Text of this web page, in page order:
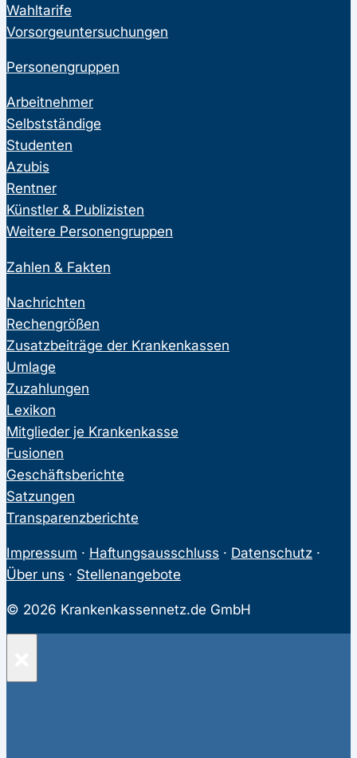
Wahltarife
Vorsorgeuntersuchungen
Personengruppen
Arbeitnehmer
Selbstständige
Studenten
Azubis
Rentner
Künstler & Publizisten
Weitere Personengruppen
Zahlen & Fakten
Nachrichten
Rechengrößen
Zusatzbeiträge der Krankenkassen
Umlage
Zuzahlungen
Lexikon
Mitglieder je Krankenkasse
Fusionen
Geschäftsberichte
Satzungen
Transparenzberichte
Impressum · Haftungsausschluss · Datenschutz ·
Über uns · Stellenangebote
© 2026 Krankenkassennetz.de GmbH